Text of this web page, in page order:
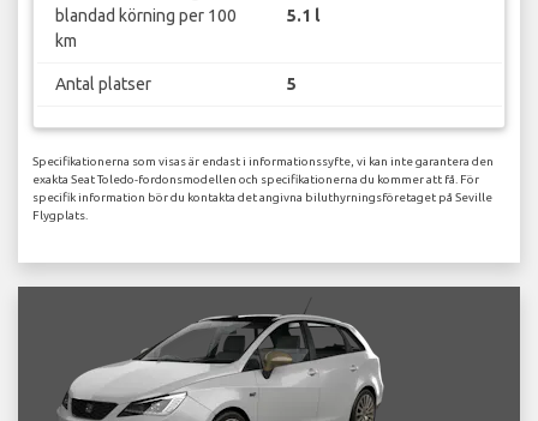
blandad körning per 100
km
5.1 l
Antal platser 5
Specifikationerna som visas är endast i informationssyfte, vi kan inte garantera den
exakta Seat Toledo-fordonsmodellen och specifikationerna du kommer att få. För
specifik information bör du kontakta det angivna biluthyrningsföretaget på Seville
Flygplats.